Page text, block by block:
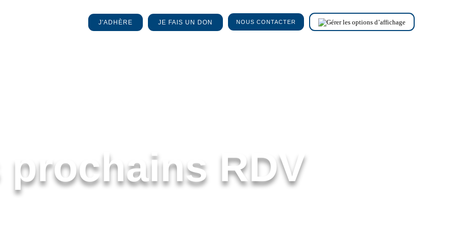
J'ADHÈRE JE FAIS UN DON NOUS CONTACTER
prochains RDV